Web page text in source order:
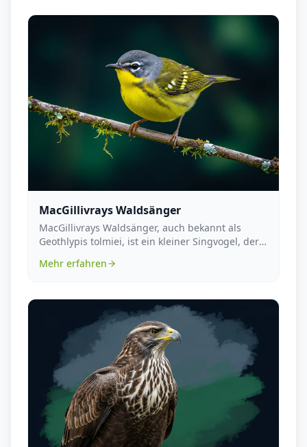
MacGillivrays Waldsänger
MacGillivrays Waldsänger, auch bekannt als
Geothlypis tolmiei, ist ein kleiner Singvogel, der
Mehr erfahren